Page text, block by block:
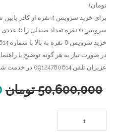
تومان)
سرویس 6
خرید سرویس 8 نفره به بالا با شماره 09124780614 تماس بگیرید.
در صورت نیاز به هر گونه توضیح یا
عزیزان تلفن 09124780614 در خدمت شما بزرگواران می باشد.
50,600,000 تومان
لهستانی